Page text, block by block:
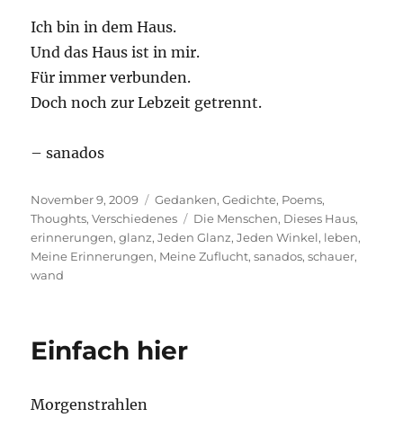
Ich bin in dem Haus.
Und das Haus ist in mir.
Für immer verbunden.
Doch noch zur Lebzeit getrennt.
– sanados
Posted
on
November 9, 2009 Categories
Gedanken,Gedichte, Poems,
Thoughts,Verschiedenes Tags
Die Menschen, Dieses Haus,
erinnerungen,glanz,Jeden Glanz,Jeden Winkel, leben,
Meine Erinnerungen, Meine Zuflucht,sanados,schauer,
wand
Einfach hier
Morgenstrahlen